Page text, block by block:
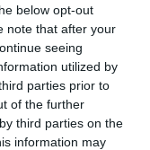
below opt-out
note that after your
seeing
utilized by
parties prior to
of the further
third parties on the
information may